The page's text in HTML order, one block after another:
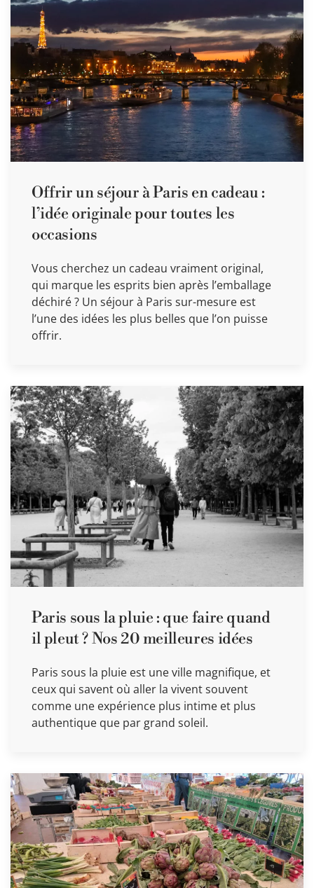
Offrir un séjour à Paris en cadeau :
l’idée originale pour toutes les
occasions
Vous cherchez un cadeau vraiment original,
qui marque les esprits bien après l’emballage
déchiré ? Un séjour à Paris sur-mesure est
l’une des idées les plus belles que l’on puisse
offrir.
Paris sous la pluie : que faire quand
il pleut ? Nos 20 meilleures idées
Paris sous la pluie est une ville magnifique, et
ceux qui savent où aller la vivent souvent
comme une expérience plus intime et plus
authentique que par grand soleil.